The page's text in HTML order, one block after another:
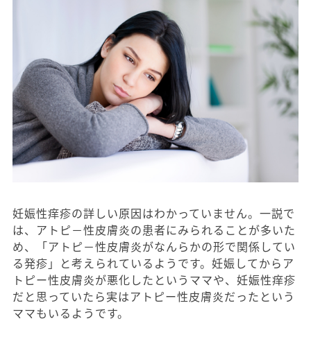
妊娠性痒疹の詳しい原因はわかっていません。一説で
は、アトピ－性皮膚炎の患者にみられることが多いた
め、「アトピ－性皮膚炎がなんらかの形で関係してい
る発疹」と考えられているようです。妊娠してからア
トピー性皮膚炎が悪化したというママや、妊娠性痒疹
だと思っていたら実はアトピー性皮膚炎だったという
ママもいるようです。